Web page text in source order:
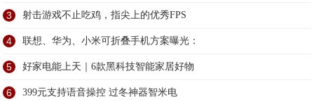
3 射击游戏不止吃鸡，指尖上的优秀FPS
4 联想、华为、小米可折叠手机方案曝光：
5 好家电能上天｜6款黑科技智能家居好物
6 399元支持语音操控 过冬神器智米电